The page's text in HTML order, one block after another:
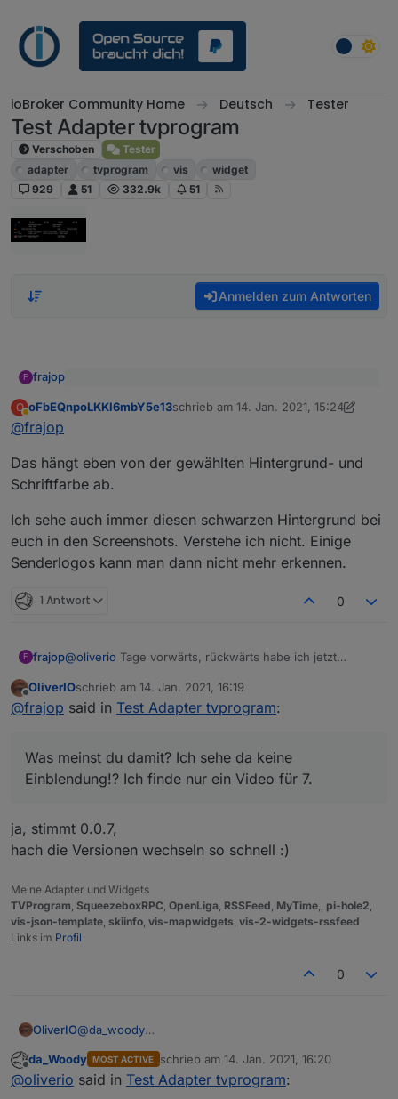
ioBroker Community Home Deutsch Tester
Test Adapter tvprogram
Verschoben
Tester
adapter
tvprogram vis
widget
929
51 332.9k 51
Anmelden zum Antworten
F frajop
rechts) die Einblendung vom Datum. Und bei mir in
O
Abwesend
oFbEQnpoLKKl6mbY5e13schrieb am 14. Jan. 2021, 15:24
zuletzt editiert von
@frajop
Das hängt eben von der gewählten Hintergrund- und
Schriftfarbe ab.
Ich sehe auch immer diesen schwarzen Hintergrund bei
euch in den Screenshots. Verstehe ich nicht. Einige
Senderlogos kann man dann nicht mehr erkennen.
1 Antwort 0
F frajop@oliverio Tage vorwärts, rückwärts habe ich jetzt
Bei dir wird dann ebenfalls diese Einblendung mit
sehen.
Ich finde nur ein Video für 7.
Ich habe jetzt noch etwas mit den Einstellungen für die
Breite im Widget und Fully gespielt (Breite im Widget
einwandfrei. Popup auch. Das Widget zeige ich als
iframe über jarvis an, das funktioniert auch bestens.
Offline
OliverIOschrieb am 14. Jan. 2021, 16:19
zuletzt editiert von
@frajop said in Test Adapter tvprogram:
Was meinst du damit? Ich sehe da keine
Einblendung!? Ich finde nur ein Video für 7.
ja, stimmt 0.0.7,
hach die Versionen wechseln so schnell :)
Meine Adapter und Widgets
TVProgram SqueezeboxRPC OpenLiga RSSFeed MyTime pi-hole2
vis-json-template skiinfo vis-mapwidgets vis-2-widgets-rssfeed
Links im Profil
0
OliverIO@da_woody
eingestellt.
welche wäre angnehm oder soll ich das konfigurierbar
Offline
da_Woody MOST ACTIVE schrieb am 14. Jan. 2021, 16:20
zuletzt editiert von
@oliverio said in Test Adapter tvprogram: